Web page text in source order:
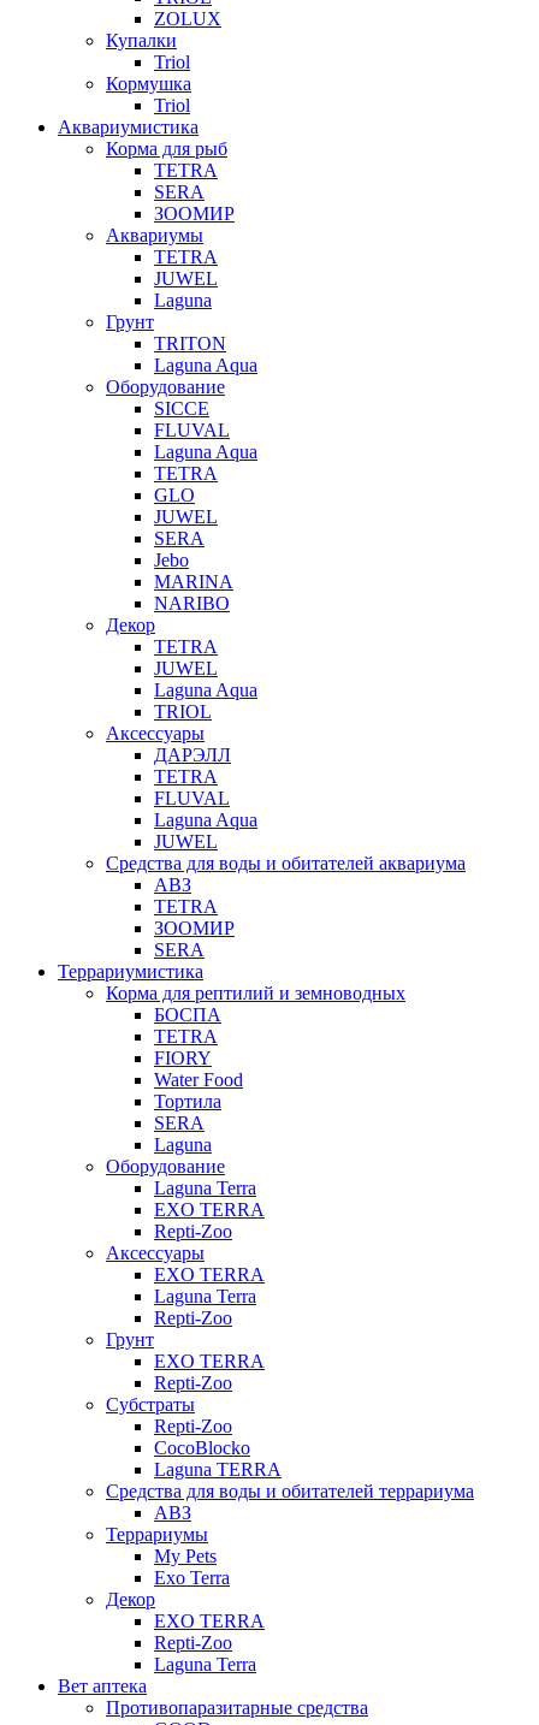
ZOLUX
Купалки
Triol
Кормушка
Triol
Аквариумистика
Корма для рыб
TETRA
SERA
ЗООМИР
Аквариумы
TETRA
JUWEL
Laguna
Грунт
TRITON
Laguna Aqua
Оборудование
SICCE
FLUVAL
Laguna Aqua
TETRA
GLO
JUWEL
SERA
Jebo
MARINA
NARIBO
Декор
TETRA
JUWEL
Laguna Aqua
TRIOL
Аксессуары
ДАРЭЛЛ
TETRA
FLUVAL
Laguna Aqua
JUWEL
Средства для воды и обитателей аквариума
АВЗ
TETRA
ЗООМИР
SERA
Террариумистика
Корма для рептилий и земноводных
БОСПА
TETRA
FIORY
Water Food
Тортила
SERA
Laguna
Оборудование
Laguna Terra
EXO TERRA
Repti-Zoo
Аксессуары
EXO TERRA
Laguna Terra
Repti-Zoo
Грунт
EXO TERRA
Repti-Zoo
Субстраты
Repti-Zoo
CocoBlocko
Laguna TERRA
Средства для воды и обитателей террариума
АВЗ
Террариумы
My Pets
Exo Terra
Декор
EXO TERRA
Repti-Zoo
Laguna Terra
Вет аптека
Противопаразитарные средства